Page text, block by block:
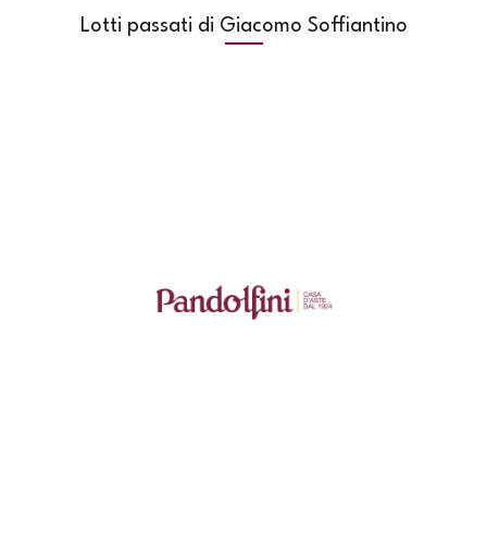
Lotti passati di Giacomo Soffiantino